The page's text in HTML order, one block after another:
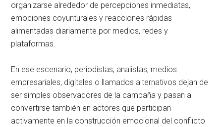
organizarse alrededor de percepciones inmediatas,
emociones coyunturales y reacciones rápidas
alimentadas diariamente por medios, redes y
plataformas.
En ese escenario, periodistas, analistas, medios
empresariales, digitales o llamados alternativos dejan de
ser simples observadores de la campaña y pasan a
convertirse también en actores que participan
activamente en la construcción emocional del conflicto